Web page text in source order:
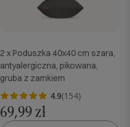
2 x Poduszka 40x40 cm szara,
antyalergiczna, pikowana,
gruba z zamkiem
4.9(154)
69,99 zł